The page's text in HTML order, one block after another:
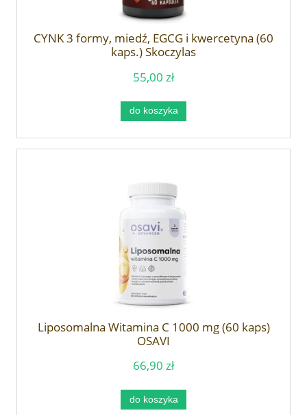
CYNK 3 formy, miedź, EGCG i kwercetyna (60
kaps.) Skoczylas
55,00 zł
do koszyka
Liposomalna Witamina C 1000 mg (60 kaps)
OSAVI
66,90 zł
do koszyka